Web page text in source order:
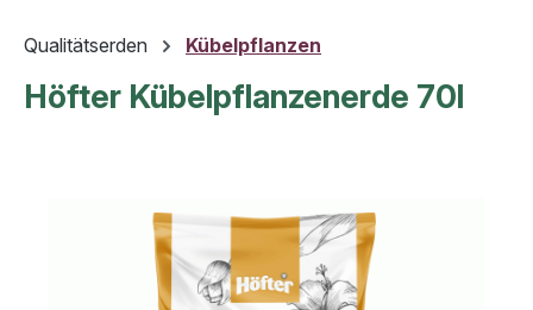
Qualitätserden Kübelpflanzen
Höfter Kübelpflanzenerde 70l